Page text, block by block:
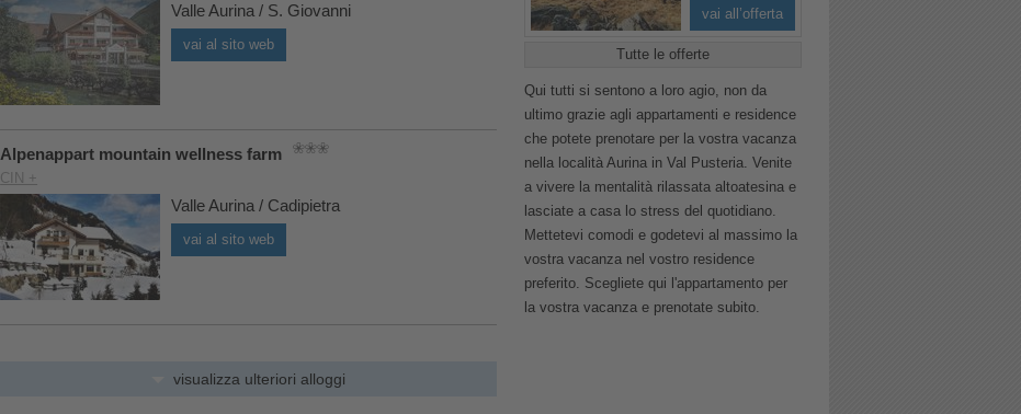
Valle Aurina / S. Giovanni
vai al sito web
Alpenappart mountain wellness farm
CIN +
Valle Aurina / Cadipietra
vai al sito web
visualizza ulteriori alloggi
vai all’offerta
Tutte le offerte
Qui tutti si sentono a loro agio, non da
ultimo grazie agli appartamenti e residence
che potete prenotare per la vostra vacanza
nella località Aurina in Val Pusteria. Venite
a vivere la mentalità rilassata altoatesina e
lasciate a casa lo stress del quotidiano.
Mettetevi comodi e godetevi al massimo la
vostra vacanza nel vostro residence
preferito. Scegliete qui l'appartamento per
la vostra vacanza e prenotate subito.